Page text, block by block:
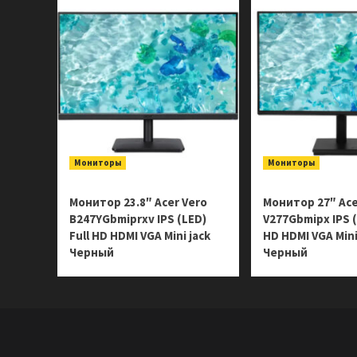
Мониторы
Монитор 23.8″ Acer Vero
B247YGbmiprxv IPS (LED)
Full HD HDMI VGA Mini jack
Черный
Мониторы
Монитор 27″
V277Gbmipx IPS
HD HDMI VGA
Черный